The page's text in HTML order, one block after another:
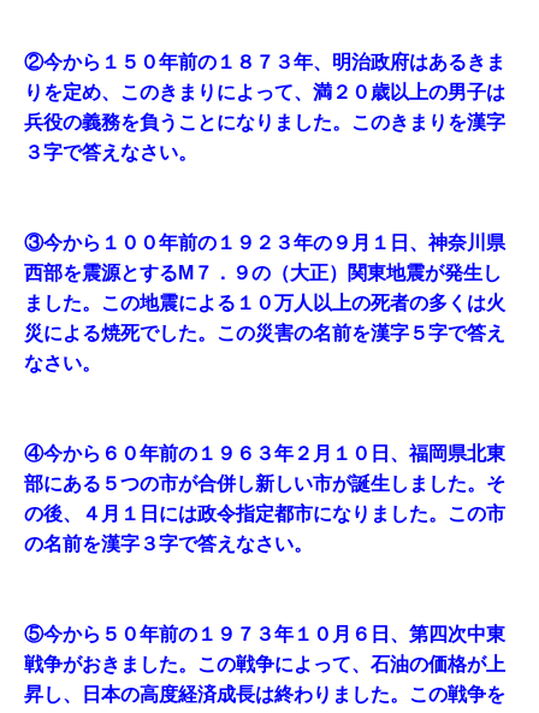
②今から１５０年前の１８７３年、明治政府はあるきま
りを定め、このきまりによって、満２０歳以上の男子は
兵役の義務を負うことになりました。このきまりを漢字
３字で答えなさい。
③今から１００年前の１９２３年の９月１日、神奈川県
西部を震源とするМ７．９の（大正）関東地震が発生し
ました。この地震による１０万人以上の死者の多くは火
災による焼死でした。この災害の名前を漢字５字で答え
なさい。
④今から６０年前の１９６３年２月１０日、福岡県北東
部にある５つの市が合併し新しい市が誕生しました。そ
の後、４月１日には政令指定都市になりました。この市
の名前を漢字３字で答えなさい。
⑤今から５０年前の１９７３年１０月６日、第四次中東
戦争がおきました。この戦争によって、石油の価格が上
昇し、日本の高度経済成長は終わりました。この戦争を